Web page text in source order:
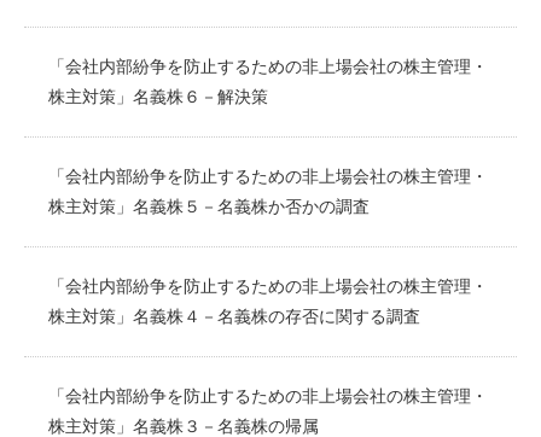
「会社内部紛争を防止するための非上場会社の株主管理・
株主対策」名義株６－解決策
「会社内部紛争を防止するための非上場会社の株主管理・
株主対策」名義株５－名義株か否かの調査
「会社内部紛争を防止するための非上場会社の株主管理・
株主対策」名義株４－名義株の存否に関する調査
「会社内部紛争を防止するための非上場会社の株主管理・
株主対策」名義株３－名義株の帰属